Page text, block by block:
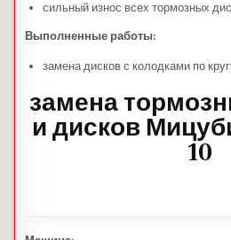
сильный износ всех тормозных
Выполненные работы:
замена дисков с колодками по
замена
и дисков
10